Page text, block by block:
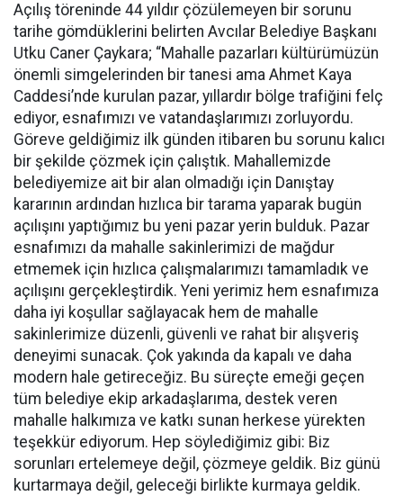
Açılış töreninde 44 yıldır çözülemeyen bir sorunu
tarihe gömdüklerini belirten Avcılar Belediye Başkanı
Utku Caner Çaykara; “Mahalle pazarları kültürümüzün
önemli simgelerinden bir tanesi ama Ahmet Kaya
Caddesi’nde kurulan pazar, yıllardır bölge trafiğini felç
ediyor, esnafımızı ve vatandaşlarımızı zorluyordu.
Göreve geldiğimiz ilk günden itibaren bu sorunu kalıcı
bir şekilde çözmek için çalıştık. Mahallemizde
belediyemize ait bir alan olmadığı için Danıştay
kararının ardından hızlıca bir tarama yaparak bugün
açılışını yaptığımız bu yeni pazar yerin bulduk. Pazar
esnafımızı da mahalle sakinlerimizi de mağdur
etmemek için hızlıca çalışmalarımızı tamamladık ve
açılışını gerçekleştirdik. Yeni yerimiz hem esnafımıza
daha iyi koşullar sağlayacak hem de mahalle
sakinlerimize düzenli, güvenli ve rahat bir alışveriş
deneyimi sunacak. Çok yakında da kapalı ve daha
modern hale getireceğiz. Bu süreçte emeği geçen
tüm belediye ekip arkadaşlarıma, destek veren
mahalle halkımıza ve katkı sunan herkese yürekten
teşekkür ediyorum. Hep söylediğimiz gibi: Biz
sorunları ertelemeye değil, çözmeye geldik. Biz günü
kurtarmaya değil, geleceği birlikte kurmaya geldik.